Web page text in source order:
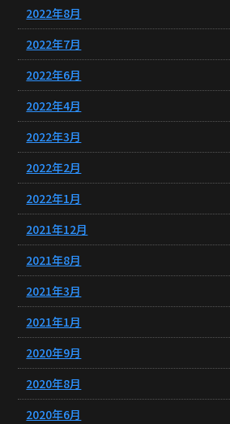
2022年8月
2022年7月
2022年6月
2022年4月
2022年3月
2022年2月
2022年1月
2021年12月
2021年8月
2021年3月
2021年1月
2020年9月
2020年8月
2020年6月